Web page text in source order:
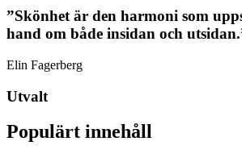
”Skönhet är den harmoni som
hand om både insidan och
Elin Fagerberg
Utvalt
Populärt innehåll